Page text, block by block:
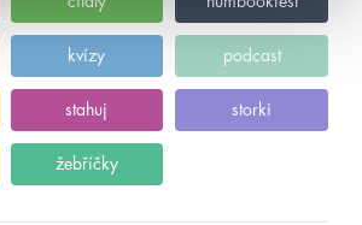
kvízy podcast
stahuj storki
žebříčky